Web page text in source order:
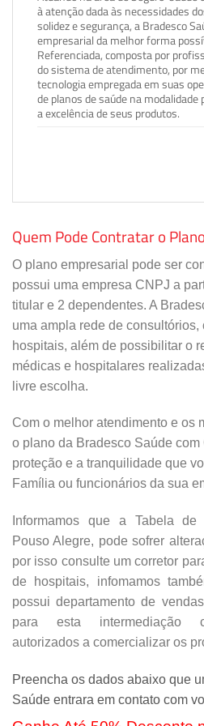
à atenção dada às necessidades
solidez e segurança, a Bradesco
empresarial da melhor forma
Referenciada, composta por
do sistema de atendimento, por
tecnologia empregada em suas
de planos de saúde na
a excelência de seus produtos.
Quem Pode Contratar o
O plano empresarial pode ser
possui uma empresa CNPJ a
titular e 2 dependentes. A
uma ampla rede de
hospitais, além de possibilitar o
médicas e hospitalares
livre escolha.
Com o melhor atendimento e os
o plano da Bradesco Saúde
proteção e a tranquilidade que
Família ou funcionários da sua
Informamos que a Tabela
Pouso Alegre, pode sofrer
por isso consulte um corretor
de hospitais, infomamos
possui departamento de
para esta intermediação
autorizados a comercializar os
Preencha os dados abaixo que
Saúde entrara em contato com